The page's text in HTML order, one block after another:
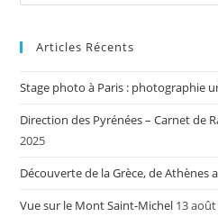
Articles Récents
Stage photo à Paris : photographie
Direction des Pyrénées – Carnet de
2025
Découverte de la Grèce, de Athènes
Vue sur le Mont Saint-Michel 13 août